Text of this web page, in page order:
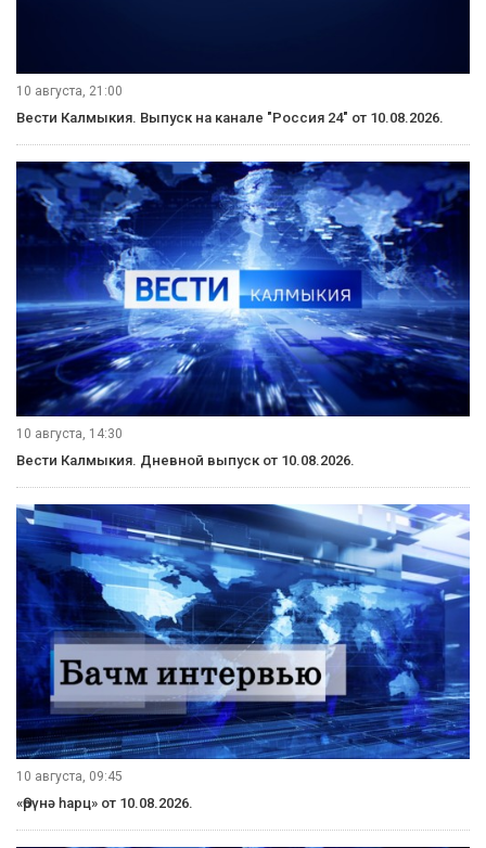
10 августа, 21:00
Вести Калмыкия. Выпуск на канале "Россия 24" от 10.08.2026.
10 августа, 14:30
Вести Калмыкия. Дневной выпуск от 10.08.2026.
10 августа, 09:45
«Өрүнә һарц» от 10.08.2026.